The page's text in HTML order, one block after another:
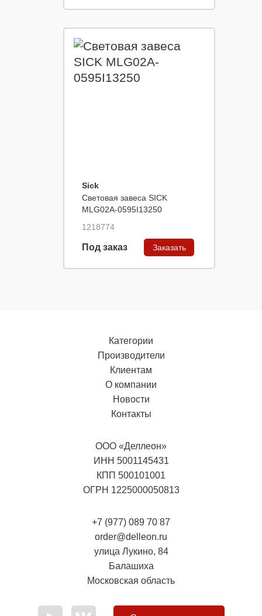
Sick
Световая завеса SICK
MLG02A-0595I13250
1218774
Под заказ Заказать
Категории
Производители
Клиентам
О компании
Новости
Контакты
ООО «Деллеон»
ИНН 5001145431
КПП 500101001
ОГРН 1225000050813
+7 (977) 089 70 87
order@delleon.ru
улица Лукино, 84
Балашиха
Московская область